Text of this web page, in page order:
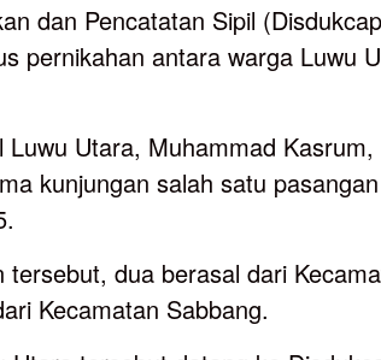
dan Pencatatan Sipil
pernikahan antara warga Luwu
Luwu Utara, Muhammad
kunjungan salah satu
tersebut, dua berasal dari
Kecamatan Sabbang.